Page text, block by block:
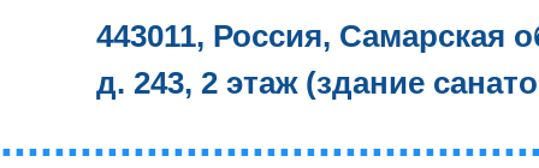
443011, Россия, Самарская
д. 243, 2 этаж (здание